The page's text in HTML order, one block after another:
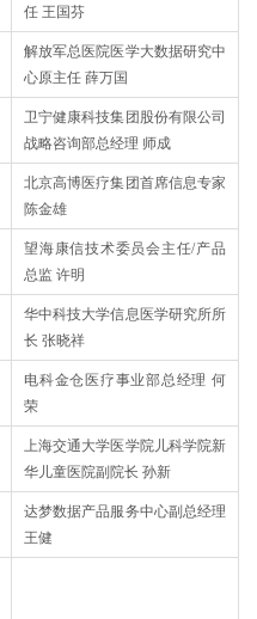
任 王国芬
解放军总医院医学大数据研究中
心原主任 薛万国
卫宁健康科技集团股份有限公司
战略咨询部总经理 师成
北京高博医疗集团首席信息专家
陈金雄
望海康信技术委员会主任/产品
总监 许明
华中科技大学信息医学研究所所
长 张晓祥
电科金仓医疗事业部总经理 何
荣
上海交通大学医学院儿科学院新
华儿童医院副院长 孙新
达梦数据产品服务中心副总经理
王健